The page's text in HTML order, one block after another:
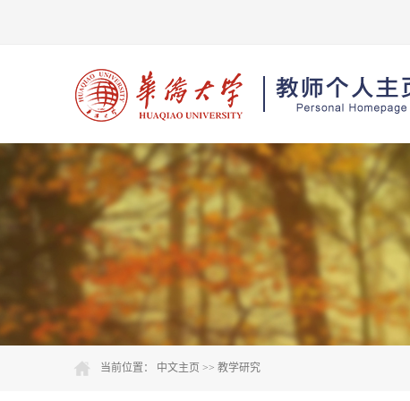
当前位置： 中文主页 >> 教学研究